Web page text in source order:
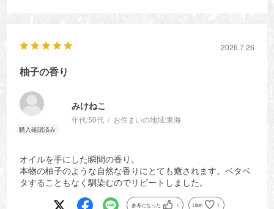
2026.7.26
柚子の香り
みけねこ
年代:50代 お住まいの地域:東海
オイルを手にした瞬間の香り。
本物の柚子のような自然な香りにとても癒されます。ベタベ
タすることもなく馴染むのでリピートしました。
参考になった 0 Like! 1